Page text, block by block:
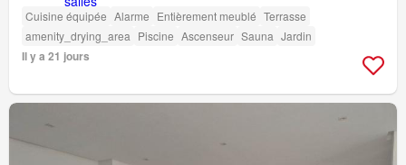
Cuisine équipée Alarme Entièrement meublé Terrasse
amenity_drying_area Piscine Ascenseur Sauna Jardin
Il y a 21 jours